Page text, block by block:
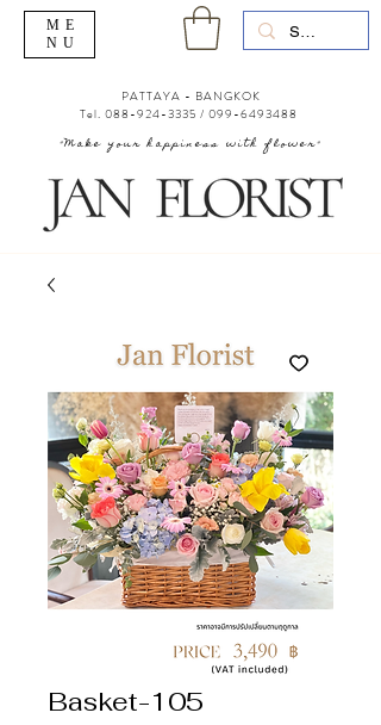
"Make your happiness with flower"
PATTAYA - BANGKOK
Tel. 088-924-3335 / 099-6493488
ME
NU
Basket-105